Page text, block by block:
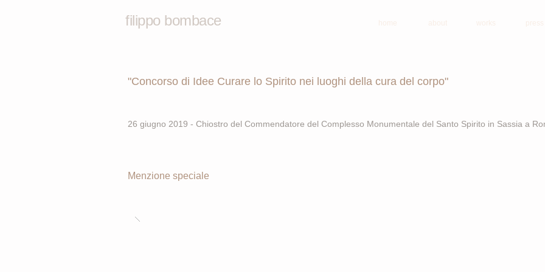
filippo bombace home about works press
"Concorso di Idee Curare lo Spirito nei luoghi della cura del corpo"
26 giugno 2019 - Chiostro del Commendatore del Complesso Monumentale del Santo Spirito in Sassia a
Menzione speciale